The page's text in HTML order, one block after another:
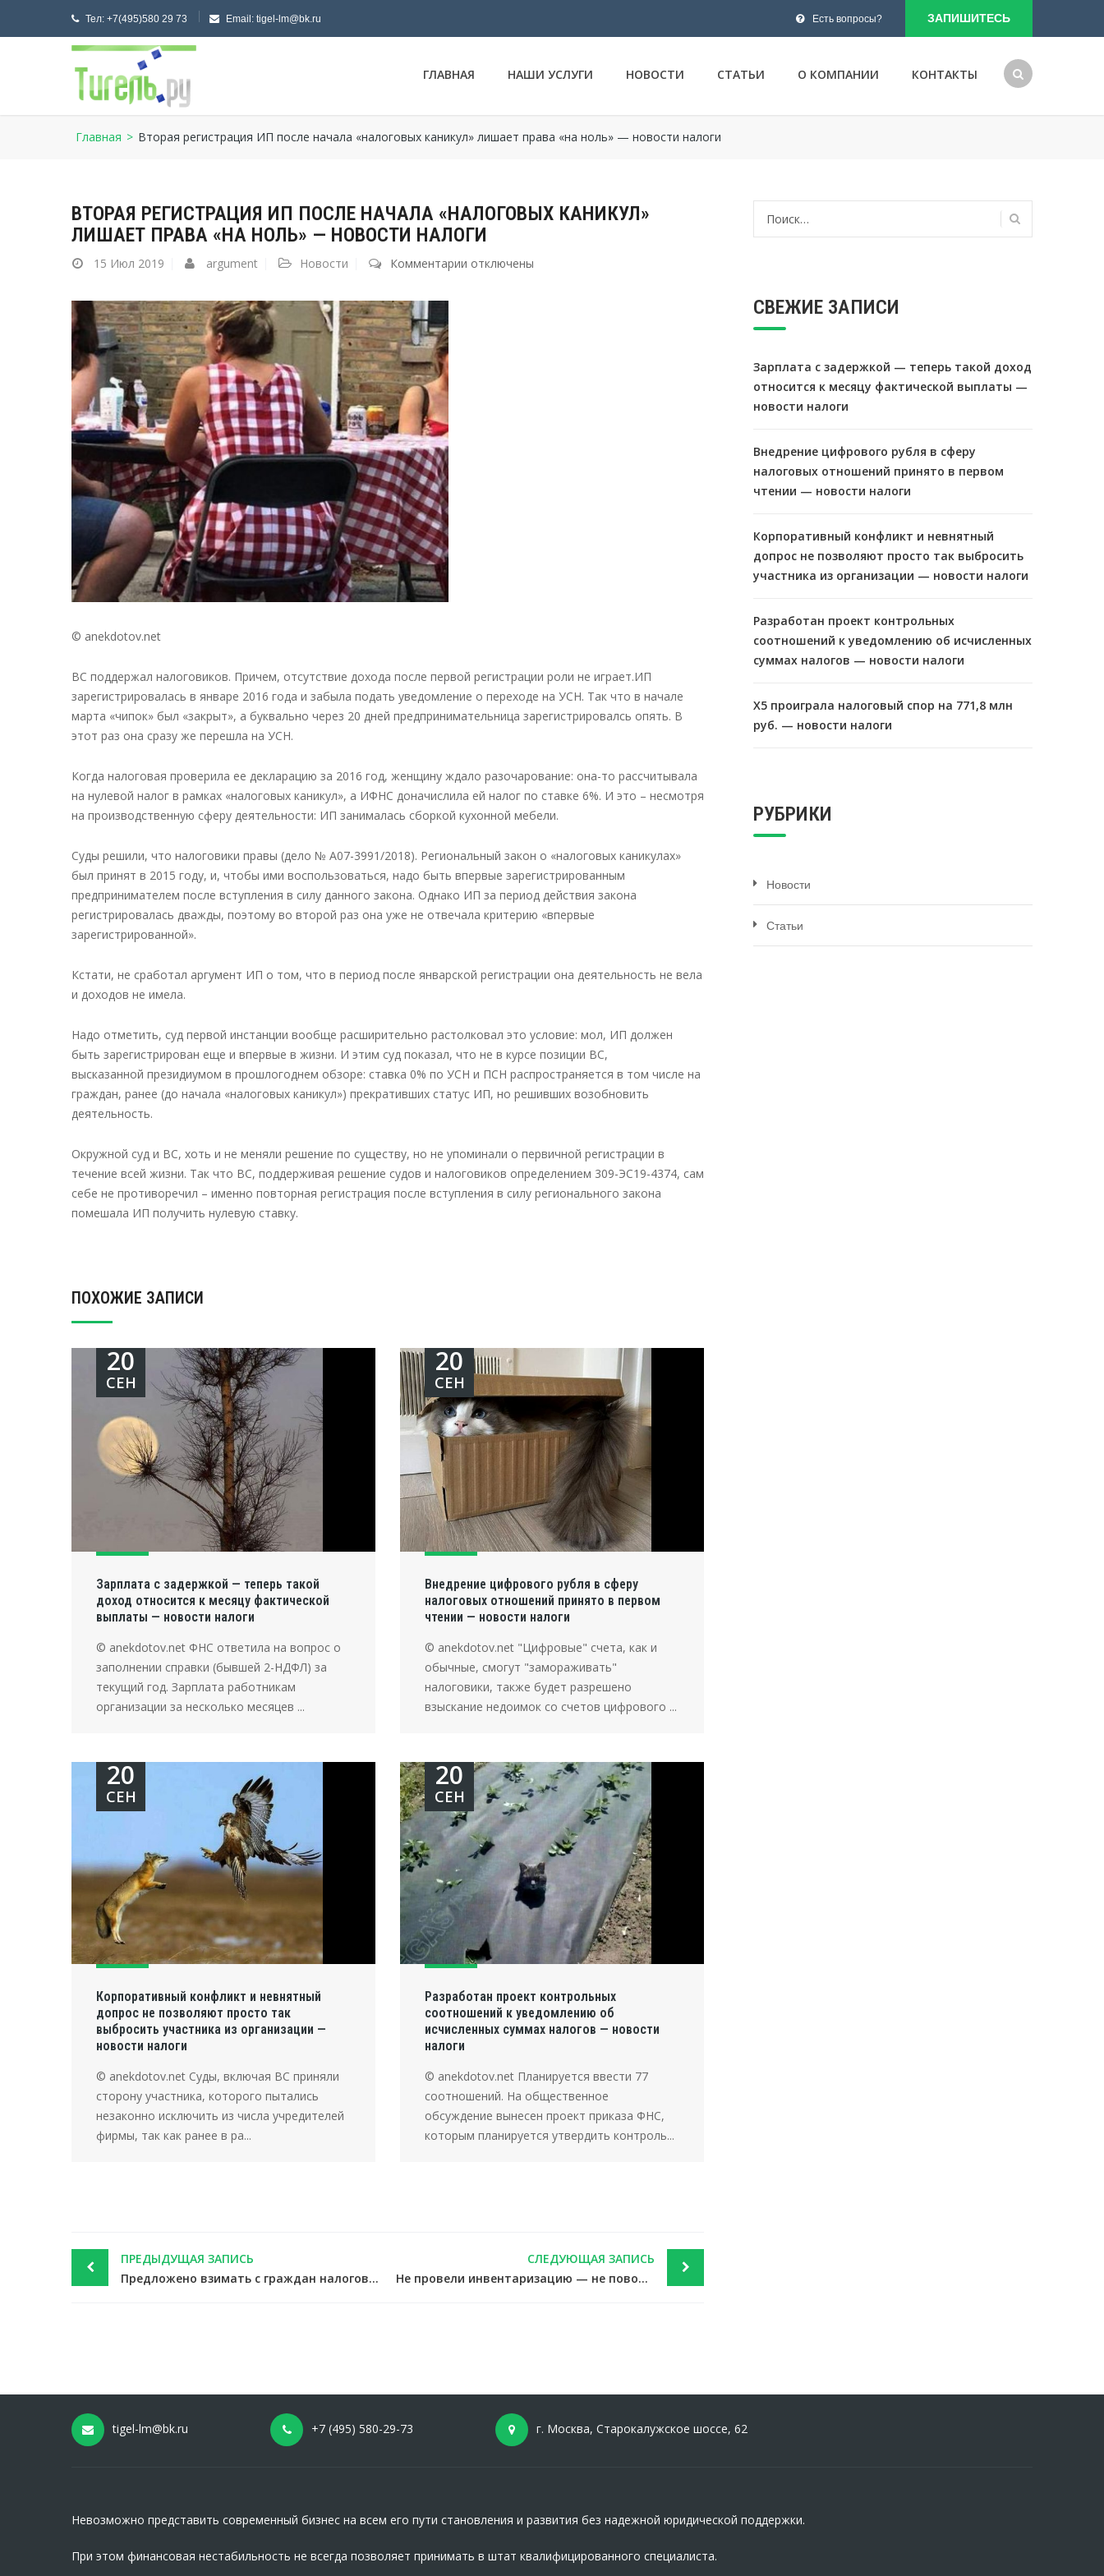
Тел: +7(495)580 29 73 Email: tigel-lm@bk.ru Есть вопросы? ЗАПИШИТЕСЬ
ГЛАВНАЯ НАШИ УСЛУГИ НОВОСТИ СТАТЬИ О КОМПАНИИ КОНТАКТЫ
Главная > Вторая регистрация ИП после начала «налоговых каникул» лишает права «на ноль» — новости налоги
ВТОРАЯ РЕГИСТРАЦИЯ ИП ПОСЛЕ НАЧАЛА «НАЛОГОВЫХ КАНИКУЛ»
ЛИШАЕТ ПРАВА «НА НОЛЬ» — НОВОСТИ НАЛОГИ
15 Июл 2019 argument Новости Комментарии котключены
© anekdotov.net
ВС поддержал налоговиков. Причем, отсутствие дохода после первой регистрации роли не играет.ИП
зарегистрировалась в январе 2016 года и забыла подать уведомление о переходе на УСН. Так что в начале
марта «чипок» был «закрыт», а буквально через 20 дней предпринимательница зарегистрировалсь опять. В
этот раз она сразу же перешла на УСН.
Когда налоговая проверила ее декларацию за 2016 год, женщину ждало разочарование: она-то рассчитывала
на нулевой налог в рамках «налоговых каникул», а ИФНС доначислила ей налог по ставке 6%. И это – несмотря
на производственную сферу деятельности: ИП занималась сборкой кухонной мебели.
Суды решили, что налоговики правы (дело № А07-3991/2018). Региональный закон о «налоговых каникулах»
был принят в 2015 году, и, чтобы ими воспользоваться, надо быть впервые зарегистрированным
предпринимателем после вступления в силу данного закона. Однако ИП за период действия закона
регистрировалась дважды, поэтому во второй раз она уже не отвечала критерию «впервые
зарегистрированной».
Кстати, не сработал аргумент ИП о том, что в период после январской регистрации она деятельность не вела
и доходов не имела.
Надо отметить, суд первой инстанции вообще расширительно растолковал это условие: мол, ИП должен
быть зарегистрирован еще и впервые в жизни. И этим суд показал, что не в курсе позиции ВС,
высказанной президиумом в прошлогоднем обзоре: ставка 0% по УСН и ПСН распространяется в том числе на
граждан, ранее (до начала «налоговых каникул») прекративших статус ИП, но решивших возобновить
деятельность.
Окружной суд и ВС, хоть и не меняли решение по существу, но не упоминали о первичной регистрации в
течение всей жизни. Так что ВС, поддерживая решение судов и налоговиков определением 309-ЭС19-4374, сам
себе не противоречил – именно повторная регистрация после вступления в силу регионального закона
помешала ИП получить нулевую ставку.
ПОХОЖИЕ ЗАПИСИ
Зарплата с задержкой — теперь такой
доход относится к месяцу фактической
выплаты — новости налоги
20
СЕН
© anekdotov.net ФНС ответила на вопрос о
заполнении справки (бывшей 2-НДФЛ) за
текущий год. Зарплата работникам
организации за несколько месяцев ...
Внедрение цифрового рубля в сферу
налоговых отношений принято в первом
чтении — новости налоги
20
СЕН
© anekdotov.net "Цифровые" счета, как и
обычные, смогут "замораживать"
налоговики, также будет разрешено
взыскание недоимок со счетов цифрового ...
Корпоративный конфликт и невнятный
допрос не позволяют просто так
выбросить участника из организации —
новости налоги
20
СЕН
© anekdotov.net Суды, включая ВС приняли
сторону участника, которого пытались
незаконно исключить из числа учредителей
фирмы, так как ранее в ра...
Разработан проект контрольных
соотношений к уведомлению об
исчисленных суммах налогов — новости
налоги
20
СЕН
© anekdotov.net Планируется ввести 77
соотношений. На общественное
обсуждение вынесен проект приказа ФНС,
которым планируется утвердить контроль...
Post
navigation
ПРЕДЫДУЩАЯ ЗАПИСЬ
Предложено взимать с граждан налоговые недоимки без суда — через приставов — новости налоги
СЛЕДУЮЩАЯ ЗАПИСЬ
Не провели инвентаризацию — не повод утаить доход от просроченной кредиторки — новости налоги
СВЕЖИЕ ЗАПИСИ
Зарплата с задержкой — теперь такой доход
относится к месяцу фактической выплаты —
новости налоги
Внедрение цифрового рубля в сферу
налоговых отношений принято в первом
чтении — новости налоги
Корпоративный конфликт и невнятный
допрос не позволяют просто так выбросить
участника из организации — новости налоги
Разработан проект контрольных
соотношений к уведомлению об исчисленных
суммах налогов — новости налоги
X5 проиграла налоговый спор на 771,8 млн
руб. — новости налоги
РУБРИКИ
Новости
Статьи
tigel-lm@bk.ru +7 (495) 580-29-73 г. Москва, Старокалужское шоссе, 62
Невозможно представить современный бизнес на всем его пути становления и развития без надежной юридической поддержки.
При этом финансовая нестабильность не всегда позволяет принимать в штат квалифицированного специалиста.